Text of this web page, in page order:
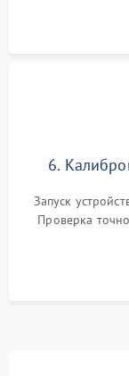
6.
Запуск
Проверка
климатических
влажности и